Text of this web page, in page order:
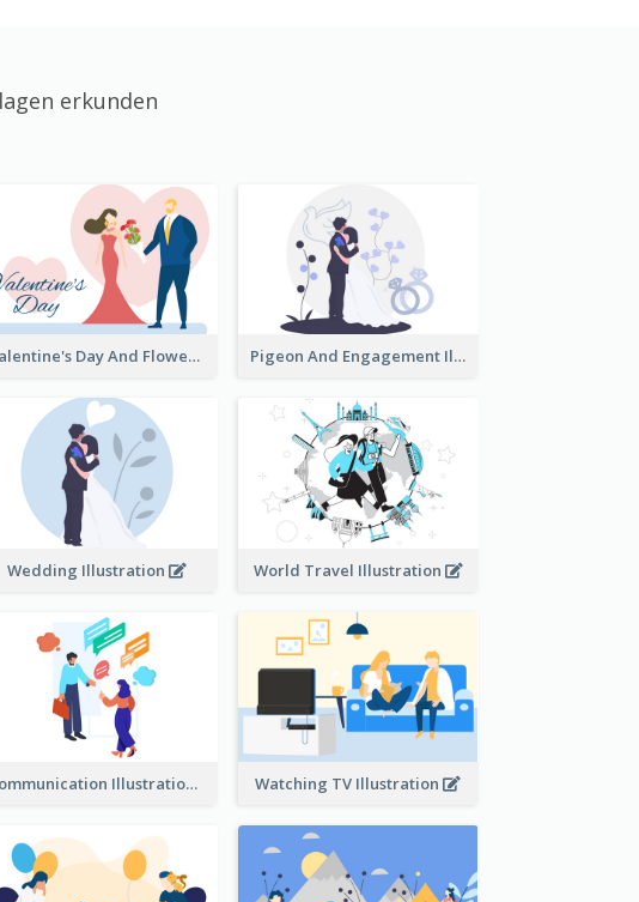
erkunden
Valentine's Day And Flower Illustration Pigeon And Engagement Illustration
Wedding Illustration World Travel Illustration
Communication Illustration Watching TV Illustration